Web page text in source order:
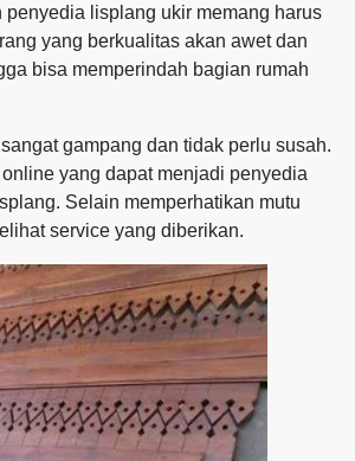
penyedia lisplang ukir memang harus
yang berkualitas akan awet dan
bisa memperindah bagian rumah
gampang dan tidak perlu susah.
yang dapat menjadi penyedia
Selain memperhatikan mutu
service yang diberikan.